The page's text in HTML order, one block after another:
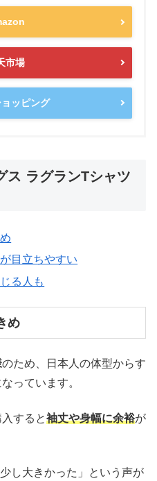
市場
ッピング
ス ラグランTシャツ
目立ちやすい
る人も
め
のため、日本人の体型からす
っています。
すると袖丈や身幅に余裕が
し大きかった」という声が